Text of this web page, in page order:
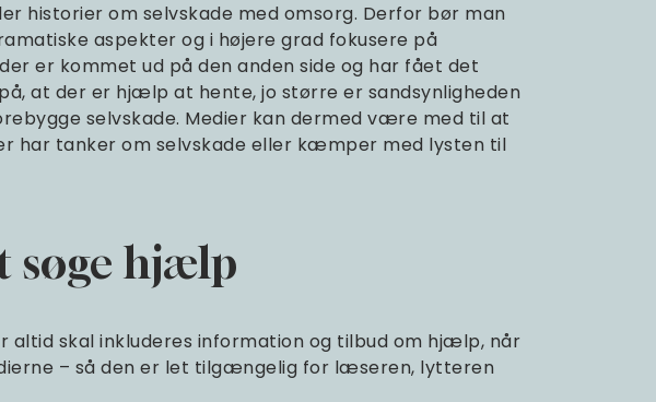
historier om selvskade med omsorg. Derfor bør man
aspekter og i højere grad fokusere på
er kommet ud på den anden side og har fået det
at der er hjælp at hente, jo større er sandsynligheden
selvskade. Medier kan dermed være med til at
har tanker om selvskade eller kæmper med lysten til
søge hjælp
altid skal inkluderes information og tilbud om hjælp, når
– så den er let tilgængelig for læseren, lytteren